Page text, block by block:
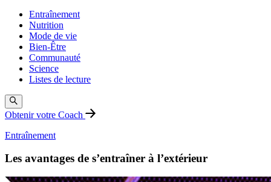
Entraînement
Nutrition
Mode de vie
Bien-Être
Communauté
Science
Listes de lecture
Obtenir votre Coach
Entraînement
Les avantages de s’entraîner à l’extérieur